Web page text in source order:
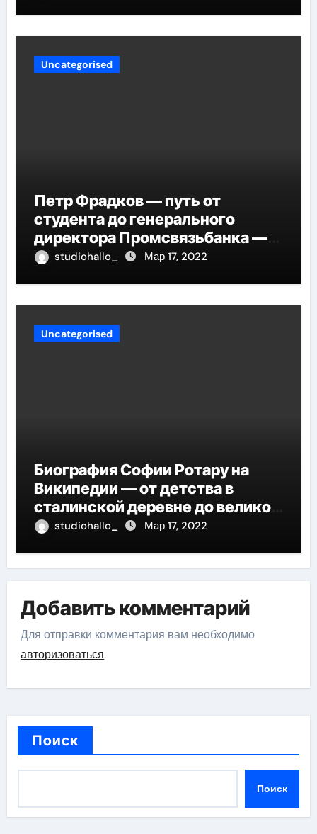
Uncategorised
Петр Фрадков — путь от
студента до генерального
директора Промсвязьбанка —
биография и рост в банковской
studiohallo_ Мар 17, 2022
Uncategorised
Биография Софии Ротару на
Википедии — от детства в
сталинской деревне до великой
карьеры и яркой личной жизни
studiohallo_ Мар 17, 2022
Добавить комментарий
Для отправки комментария вам необходимо
авторизоваться.
Поиск
Поиск